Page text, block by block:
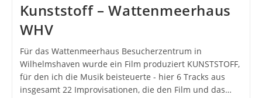
Kunststoff – Wattenmeerhaus
WHV
Für das Wattenmeerhaus Besucherzentrum in
Wilhelmshaven wurde ein Film produziert KUNSTSTOFF,
für den ich die Musik beisteuerte - hier 6 Tracks aus
insgesamt 22 Improvisationen, die den Film und das…